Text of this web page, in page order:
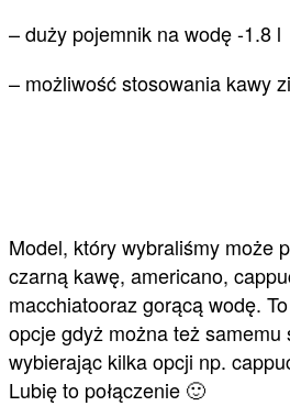
– duży pojemnik na wodę -1.8 l
– możliwość stosowania kawy
Model, który wybraliśmy może
czarną kawę, americano,
macchiatooraz gorącą wodę.
opcje gdyż można też samemu
wybierając kilka opcji np.
Lubię to połączenie 🙂